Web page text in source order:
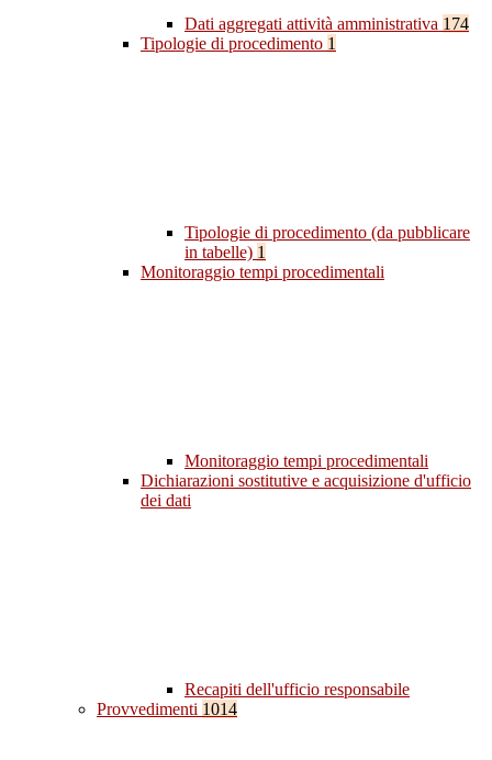
Dati aggregati attività amministrativa 174
Tipologie di procedimento 1
Tipologie di procedimento (da pubblicare
in tabelle) 1
Monitoraggio tempi procedimentali
Monitoraggio tempi procedimentali
Dichiarazioni sostitutive e acquisizione d'ufficio
dei dati
Recapiti dell'ufficio responsabile
Provvedimenti 1014